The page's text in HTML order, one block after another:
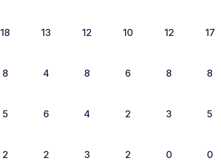
18 13 12 10 12 17
8 4 8 6 8 8
5 6 4 2 3 5
2 2 3 2 0 0